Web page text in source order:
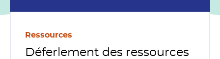
Ressources
Déferlement des ressources